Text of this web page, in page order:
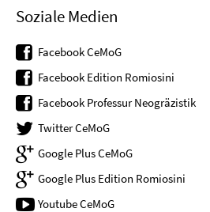
Soziale Medien
Facebook CeMoG
Facebook Edition Romiosini
Facebook Professur Neogräzistik
Twitter CeMoG
Google Plus CeMoG
Google Plus Edition Romiosini
Youtube CeMoG